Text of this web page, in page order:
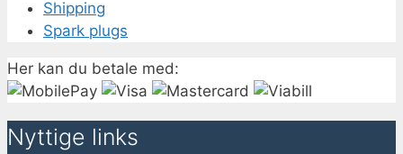
Shipping
Spark plugs
Her kan du betale med:
Nyttige links